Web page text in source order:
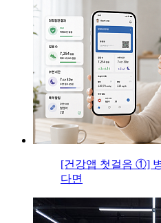
[건강앱 첫걸음 ①]
다면